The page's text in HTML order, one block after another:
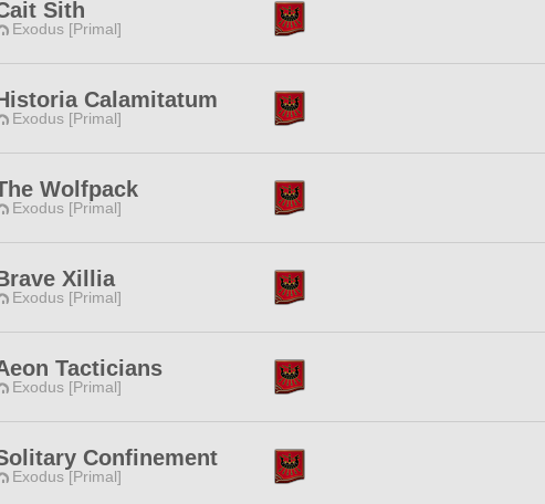
Sith
Exodus [Primal]
Calamitatum
Exodus [Primal]
Wolfpack
Exodus [Primal]
Xillia
Exodus [Primal]
Tacticians
Exodus [Primal]
Confinement
Exodus [Primal]